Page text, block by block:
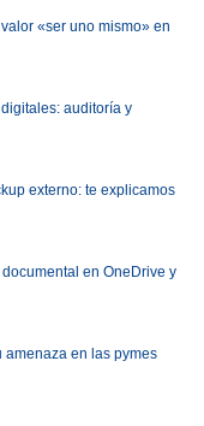
«ser uno mismo» en
auditoría y
externo: te explicamos
en OneDrive y
amenaza en las pymes